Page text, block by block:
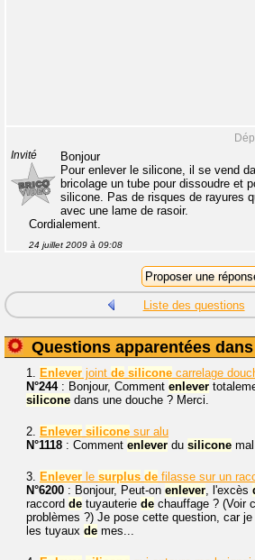
Invité
Bonjour
Pour enlever le silicone, il se vend
bricolage un tube pour dissoudre et
silicone. Pas de risques de rayures
avec une lame de rasoir.
Cordialement.
24 juillet 2009 à 09:08
Liste des questions
Questions apparentées
1. Enlever joint de silicone carrelage
N°244: Bonjour, Comment enlever
silicone dans une douche ? Merci.
2. Enlever silicone sur alu
N°1118 : Comment enlever du silicone
3. Enlever le surplus de filasse sur un
N°6200 : Bonjour, Peut-on enlever, l'excès
raccord de tuyauterie de chauffage ? (Voir
problèmes ?) Je pose cette question, car
les tuyaux de mes...